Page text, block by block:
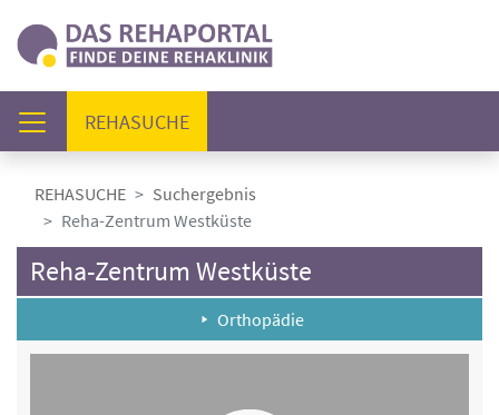
REHASUCHE(AKTUELL)
REHASUCHE
Suchergebnis
Reha-Zentrum Westküste
Reha-Zentrum Westküste
Orthopädie